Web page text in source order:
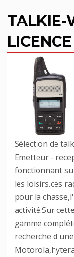
TALKIE-
LICENCE
Sélection de
Emetteur -
fonctionnant
les loisirs,ces
pour la
activité.Sur
gamme
recherche